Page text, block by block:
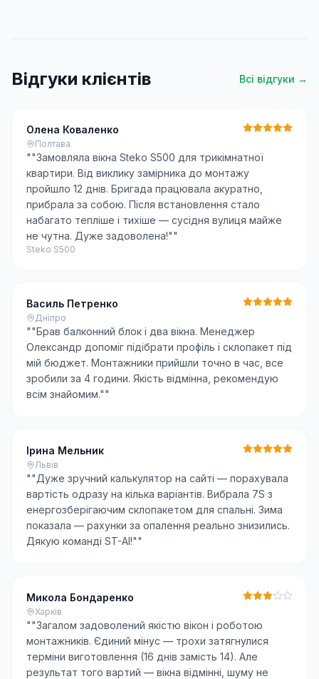
Відгуки клієнтів Всі відгуки →
Олена Коваленко
Полтава
""Замовляла вікна Steko S500 для трикімнатної
квартири. Від виклику замірника до монтажу
пройшло 12 днів. Бригада працювала акуратно,
прибрала за собою. Після встановлення стало
набагато тепліше і тихіше — сусідня вулиця майже
не чутна. Дуже задоволена!""
Steko S500
Василь Петренко
Дніпро
""Брав балконний блок і два вікна. Менеджер
Олександр допоміг підібрати профіль і склопакет під
мій бюджет. Монтажники прийшли точно в час, все
зробили за 4 години. Якість відмінна, рекомендую
всім знайомим.""
Ірина Мельник
Львів
""Дуже зручний калькулятор на сайті — порахувала
вартість одразу на кілька варіантів. Вибрала 7S з
енергозберігаючим склопакетом для спальні. Зима
показала — рахунки за опалення реально знизились.
Дякую команді ST-AI!""
Микола Бондаренко
Харків
""Загалом задоволений якістю вікон і роботою
монтажників. Єдиний мінус — трохи затягнулися
терміни виготовлення (16 днів замість 14). Але
результат того вартий — вікна відмінні, шуму не